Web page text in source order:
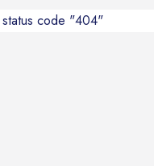
code "404"